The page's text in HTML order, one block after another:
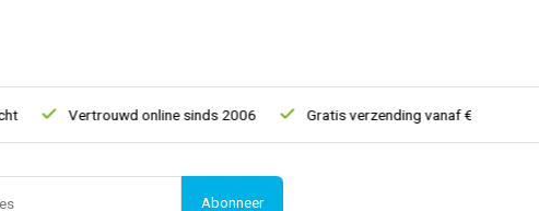
Vertrouwd online sinds 2006 Gratis verzending vanaf € 150
Abonneer